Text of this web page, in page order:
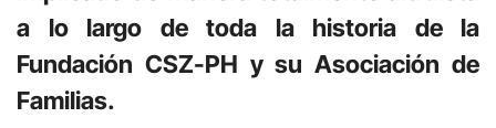
a lo largo de toda la historia de la
Fundación CSZ-PH y su Asociación de
Familias.